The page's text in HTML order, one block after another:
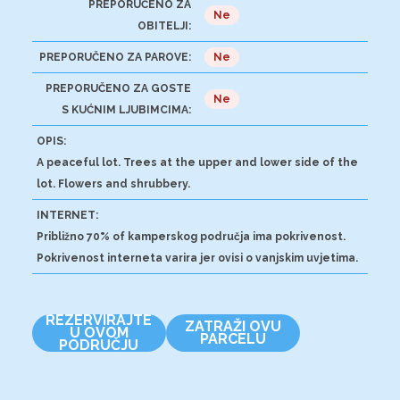
PREPORUČENO ZA
OBITELJI:
Ne
PREPORUČENO ZA PAROVE: Ne
PREPORUČENO ZA GOSTE
S KUĆNIM LJUBIMCIMA:
Ne
OPIS:
A peaceful lot. Trees at the upper and lower side of the
lot. Flowers and shrubbery.
INTERNET:
Približno 70% of kamperskog područja ima pokrivenost.
Pokrivenost interneta varira jer ovisi o vanjskim uvjetima.
REZERVIRAJTE
U OVOM
PODRUČJU
ZATRAŽI OVU
PARCELU